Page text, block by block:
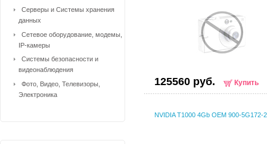
125560 руб. Купить
NVIDIA T1000 4Gb OEM 900-5G172-
Серверы и Системы хранения
данных
Сетевое оборудование, модемы,
IP-камеры
Системы безопасности и
видеонаблюдения
Фото, Видео, Телевизоры,
Электроника